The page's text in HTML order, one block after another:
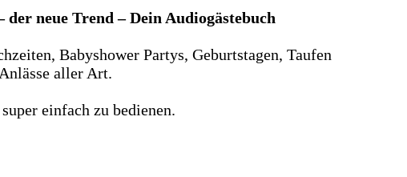
der neue Trend – Dein Audiogästebuch
Babyshower Partys, Geburtstagen, Taufen
aller Art.
einfach zu bedienen.